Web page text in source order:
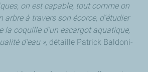
on est capable, tout comme on
arbre à travers son écorce, d’étudier
la coquille d’un escargot aquatique,
d'eau », détaille Patrick Baldoni-